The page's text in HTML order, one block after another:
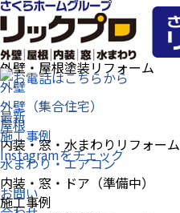
最新
施工事例
Instagramをチェック
お問い
選ばれる理由
リフォームメニュー
外壁・屋根塗装リフォーム
外壁
外壁（集合住宅）
屋根
内装・窓・水まわりリフォーム
水まわり・エアコン
内装・窓・ドア（準備中）
施工事例